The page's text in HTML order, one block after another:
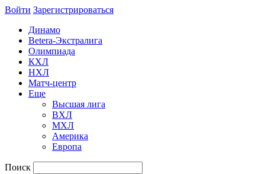
Войти Зарегиcтрироваться
Динамо
Betera-Экстралига
Олимпиада
КХЛ
НХЛ
Матч-центр
Еще
Высшая лига
ВХЛ
МХЛ
Америка
Европа
Поиск